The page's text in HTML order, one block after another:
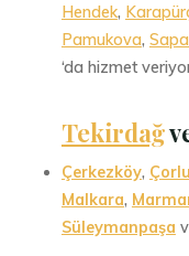
Hendek,
Pamukova,
‘da hizmet
Tekirdağ
Çerkezköy,
Malkara,
Süleymanpaşa